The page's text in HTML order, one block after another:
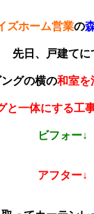
ズホーム営業の
先日、戸建てに
ングの横の和室を
と一体にする工
ビフォー↓
アフター↓